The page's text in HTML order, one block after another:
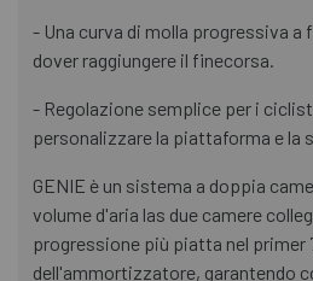
- Una curva di molla progressiva a
dover raggiungere il finecorsa.
- Regolazione semplice per i
personalizzare la piattaforma e la
GENIE è un sistema a doppia
volume d'aria las due camere
progressione più piatta nel primer
dell'ammortizzatore, garantendo